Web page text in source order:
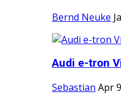
Bernd Neuke
Audi e-tron
Sebastian Apr